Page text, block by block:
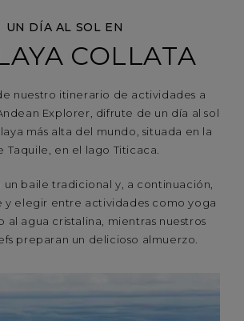
UN DÍA AL SOL EN
COLLATA
nuestro itinerario de actividades a
Explorer, difrute de un día al sol
más alta del mundo, situada en la
Taquile, en el lago Titicaca.
baile tradicional y, a continuación,
y elegir entre actividades como yoga
al agua cristalina, mientras nuestros
preparan un delicioso almuerzo.⁣